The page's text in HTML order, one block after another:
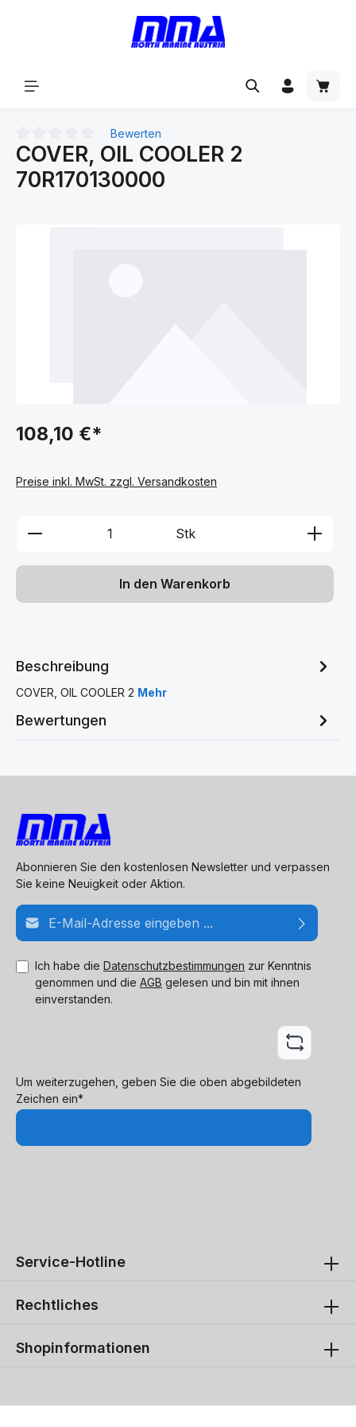
Durchschnittliche Bewertung von 0 von 5 Sternen
Bewerten
COVER, OIL COOLER 2
70R170130000
108,10 €*
Preise inkl. MwSt. zzgl. Versandkosten
Produkt Anzahl: Gib den
Stk
In den Warenkorb
Beschreibung
COVER, OIL COOLER 2 Mehr
Bewertungen
Abonnieren Sie den kostenlosen Newsletter und verpassen
Sie keine Neuigkeit oder Aktion.
E-Mail-Adresse*
Ich habe die Datenschutzbestimmungen zur Kenntnis
genommen und die AGB gelesen und bin mit ihnen
einverstanden.
Um weiterzugehen, geben Sie die oben abgebildeten
Zeichen ein*
Service-Hotline
Rechtliches
Shopinformationen